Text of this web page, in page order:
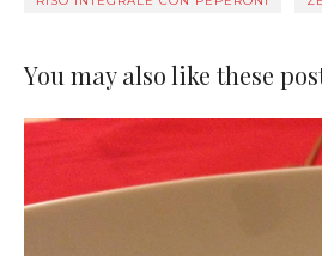
You may also like these